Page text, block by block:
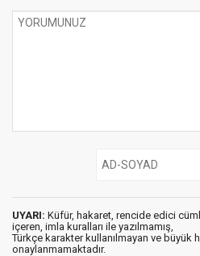
UYARI: Küfür, hakaret, rencide edici
içeren, imla kuralları ile yazılmamış,
Türkçe karakter kullanılmayan ve büyük
onaylanmamaktadır.